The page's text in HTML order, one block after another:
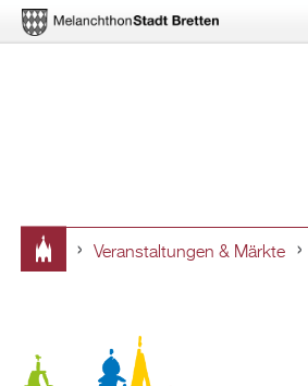
hier
Veranstaltungen & Märkte